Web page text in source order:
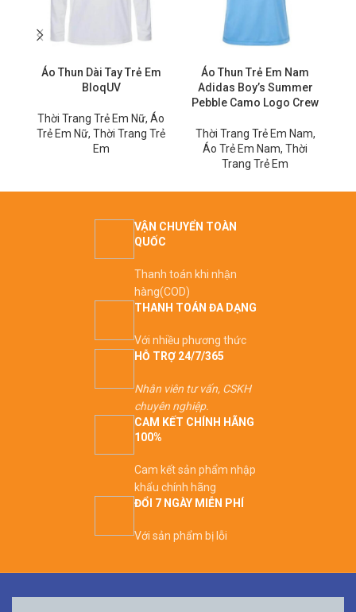
Áo Thun Dài Tay Trẻ Em
BloqUV
Thời Trang Trẻ Em Nữ, Áo
Trẻ Em Nữ, Thời Trang Trẻ
Em
Áo Thun Trẻ Em Nam
Adidas Boy’s Summer
Pebble Camo Logo Crew
Thời Trang Trẻ Em Nam,
Áo Trẻ Em Nam, Thời
Trang Trẻ Em
VẬN CHUYỂN TOÀN
QUỐC
Thanh toán khi nhận
hàng(COD)
THANH TOÁN ĐA DẠNG
Với nhiều phương thức
HỖ TRỢ 24/7/365
Nhân viên tư vấn, CSKH
chuyên nghiệp.
CAM KẾT CHÍNH HÃNG
100%
Cam kết sản phẩm nhập
khẩu chính hãng
ĐỔI 7 NGÀY MIỄN PHÍ
Với sản phẩm bị lỗi